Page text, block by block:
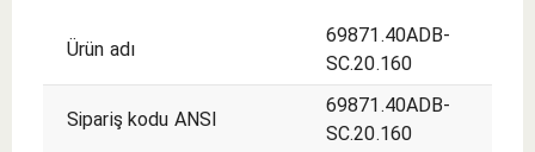
Ürün adı
69871.40ADB-
SC.20.160
Sipariş kodu ANSI
69871.40ADB-
SC.20.160